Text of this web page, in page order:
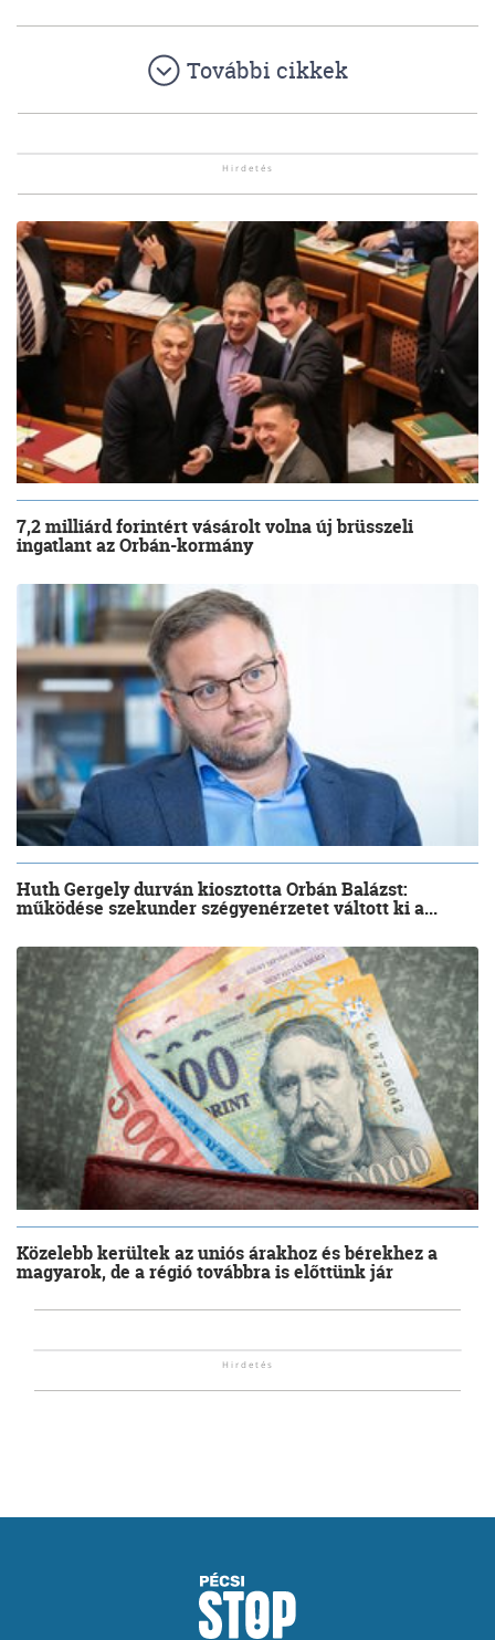
További cikkek
7,2 milliárd forintért vásárolt volna új brüsszeli
ingatlant az Orbán-kormány
Huth Gergely durván kiosztotta Orbán Balázst:
működése szekunder szégyenérzetet váltott ki a...
Közelebb kerültek az uniós árakhoz és bérekhez a
magyarok, de a régió továbbra is előttünk jár